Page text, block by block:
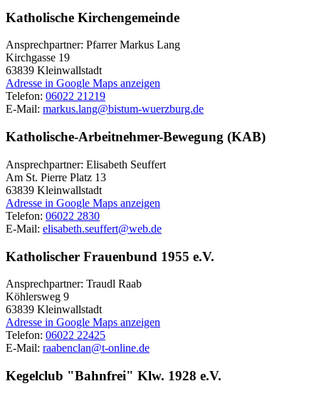
Katholische Kirchengemeinde
Ansprechpartner: Pfarrer Markus Lang
Kirchgasse 19
63839 Kleinwallstadt
Adresse in Google Maps anzeigen
Telefon: 06022 21219
E-Mail: markus.lang@bistum-wuerzburg.de
Katholische-Arbeitnehmer-Bewegung (KAB)
Ansprechpartner: Elisabeth Seuffert
Am St. Pierre Platz 13
63839 Kleinwallstadt
Adresse in Google Maps anzeigen
Telefon: 06022 2830
E-Mail: elisabeth.seuffert@web.de
Katholischer Frauenbund 1955 e.V.
Ansprechpartner: Traudl Raab
Köhlersweg 9
63839 Kleinwallstadt
Adresse in Google Maps anzeigen
Telefon: 06022 22425
E-Mail: raabenclan@t-online.de
Kegelclub "Bahnfrei" Klw. 1928 e.V.